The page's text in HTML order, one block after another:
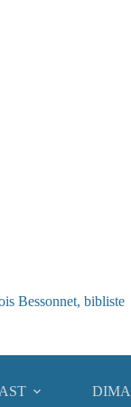
Bessonnet, bibliste